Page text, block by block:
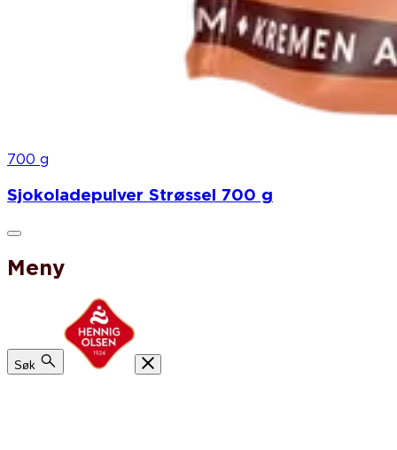
700 g
Sjokoladepulver Strøssel 700 g
Meny
Søk